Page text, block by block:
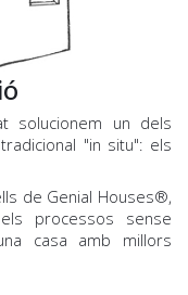
solucionem un dels
"in situ": els
de Genial Houses®,
processos sense
casa amb millors